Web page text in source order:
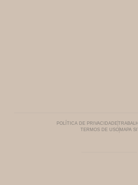
POLÍTICA DE PRIVACIDADE
TERMOS DE USO MAPA